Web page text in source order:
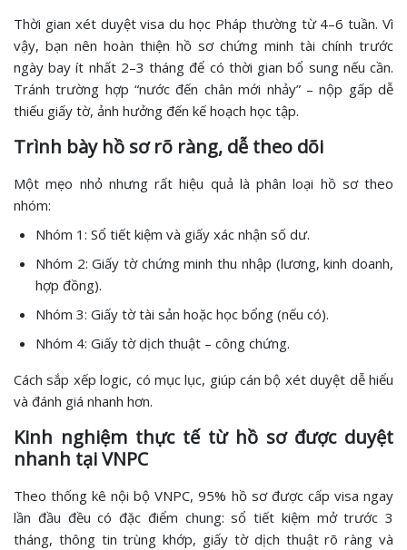
Thời gian xét duyệt visa du học Pháp thường từ 4–6 tuần. Vì
vậy, bạn nên hoàn thiện hồ sơ chứng minh tài chính trước
ngày bay ít nhất 2–3 tháng để có thời gian bổ sung nếu cần.
Tránh trường hợp “nước đến chân mới nhảy” – nộp gấp dễ
thiếu giấy tờ, ảnh hưởng đến kế hoạch học tập.
Trình bày hồ sơ rõ ràng, dễ theo dõi
Một mẹo nhỏ nhưng rất hiệu quả là phân loại hồ sơ theo
nhóm:
Nhóm 1: Sổ tiết kiệm và giấy xác nhận số dư.
Nhóm 2: Giấy tờ chứng minh thu nhập (lương, kinh doanh,
hợp đồng).
Nhóm 3: Giấy tờ tài sản hoặc học bổng (nếu có).
Nhóm 4: Giấy tờ dịch thuật – công chứng.
Cách sắp xếp logic, có mục lục, giúp cán bộ xét duyệt dễ hiểu
và đánh giá nhanh hơn.
Kinh nghiệm thực tế từ hồ sơ được duyệt
nhanh tại VNPC
Theo thống kê nội bộ VNPC, 95% hồ sơ được cấp visa ngay
lần đầu đều có đặc điểm chung: sổ tiết kiệm mở trước 3
tháng, thông tin trùng khớp, giấy tờ dịch thuật rõ ràng và